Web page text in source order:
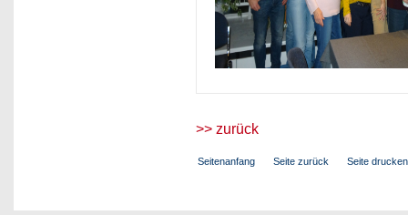
>> zurück
Seitenanfang Seite zurück Seite drucken